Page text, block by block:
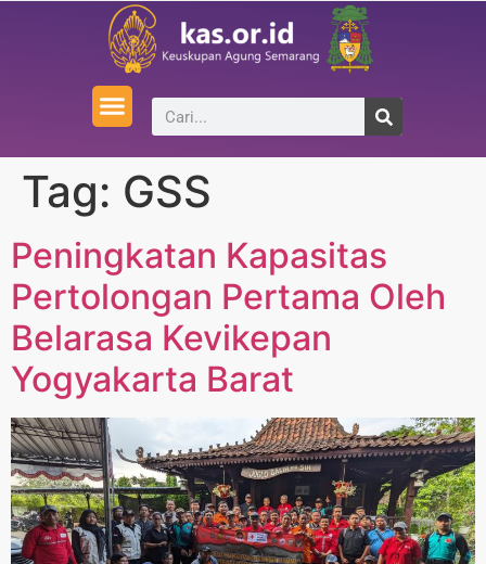
Tag: GSS
Peningkatan Kapasitas
Pertolongan Pertama Oleh
Belarasa Kevikepan
Yogyakarta Barat